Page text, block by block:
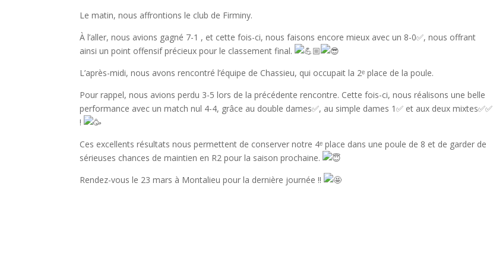
Le matin, nous affrontions le club de Firminy.
À l’aller, nous avions gagné 7-1 , et cette fois-ci, nous faisons encore mieux avec un 8-0✅, nous offrant
ainsi un point offensif précieux pour le classement final.
L’après-midi, nous avons rencontré l’équipe de Chassieu, qui occupait la 2ᵉ place de la poule.
Pour rappel, nous avions perdu 3-5 lors de la précédente rencontre. Cette fois-ci, nous réalisons une belle
performance avec un match nul 4-4, grâce au double dames✅, au simple dames 1✅ et aux deux mixtes✅✅
!
Ces excellents résultats nous permettent de conserver notre 4ᵉ place dans une poule de 8 et de garder de
sérieuses chances de maintien en R2 pour la saison prochaine.
Rendez-vous le 23 mars à Montalieu pour la dernière journée !!